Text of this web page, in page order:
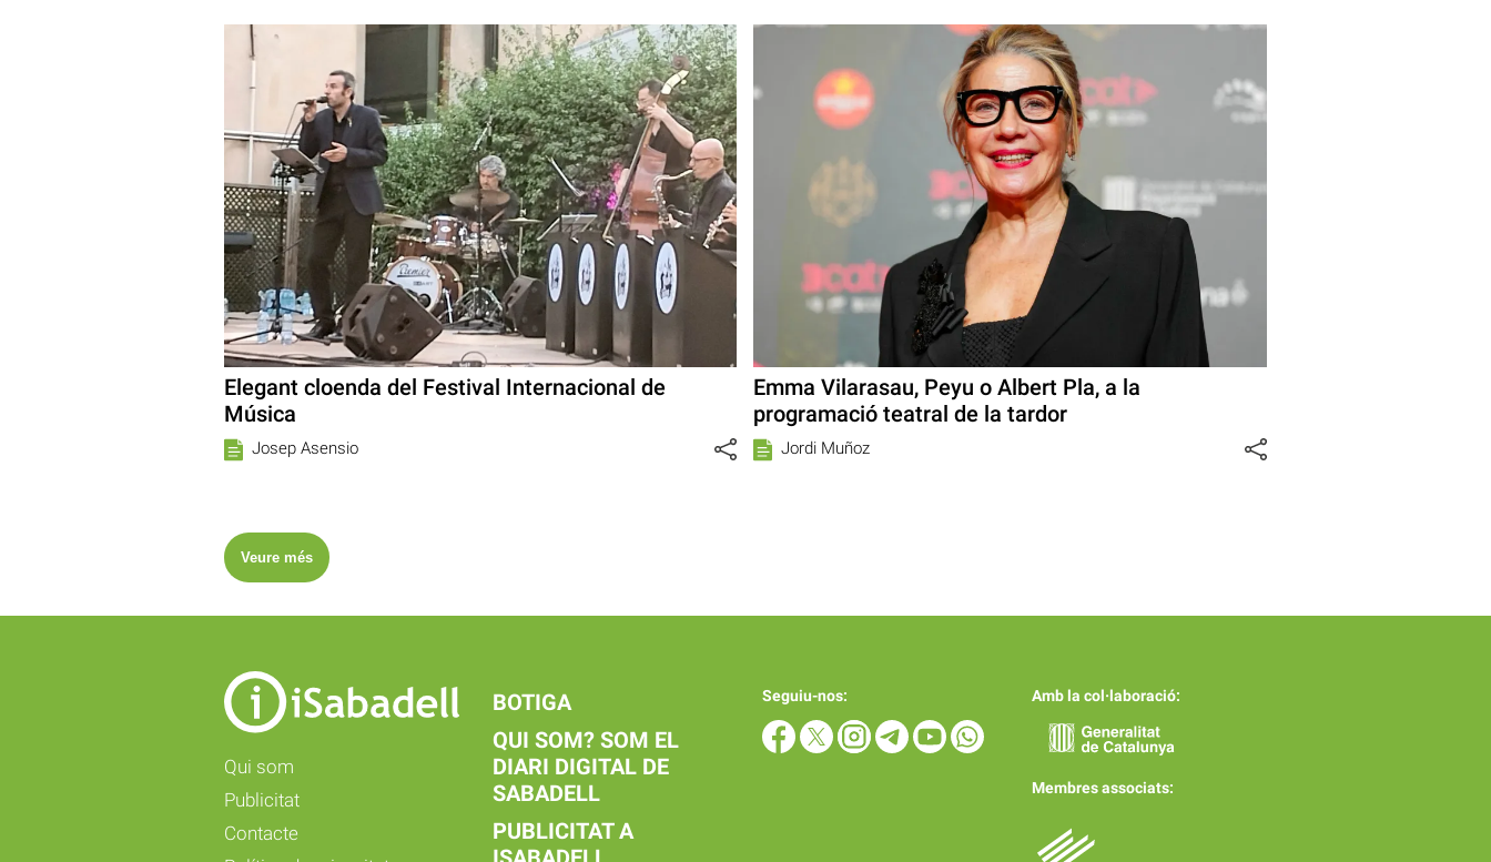
Elegant cloenda del Festival Internacional de
Música
Josep Asensio
Emma Vilarasau, Peyu o Albert Pla, a la
programació teatral de la tardor
Jordi Muñoz
Veure més
Qui som
Publicitat
Contacte
BOTIGA
QUI SOM? SOM EL
DIARI DIGITAL DE
SABADELL
PUBLICITAT A
Seguiu-nos: Amb la col·laboració:
Membres associats: